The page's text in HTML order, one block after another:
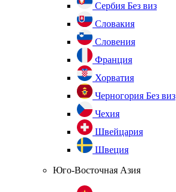
Сербия Без виз
Словакия
Словения
Франция
Хорватия
Черногория Без виз
Чехия
Швейцария
Швеция
Юго-Восточная Азия